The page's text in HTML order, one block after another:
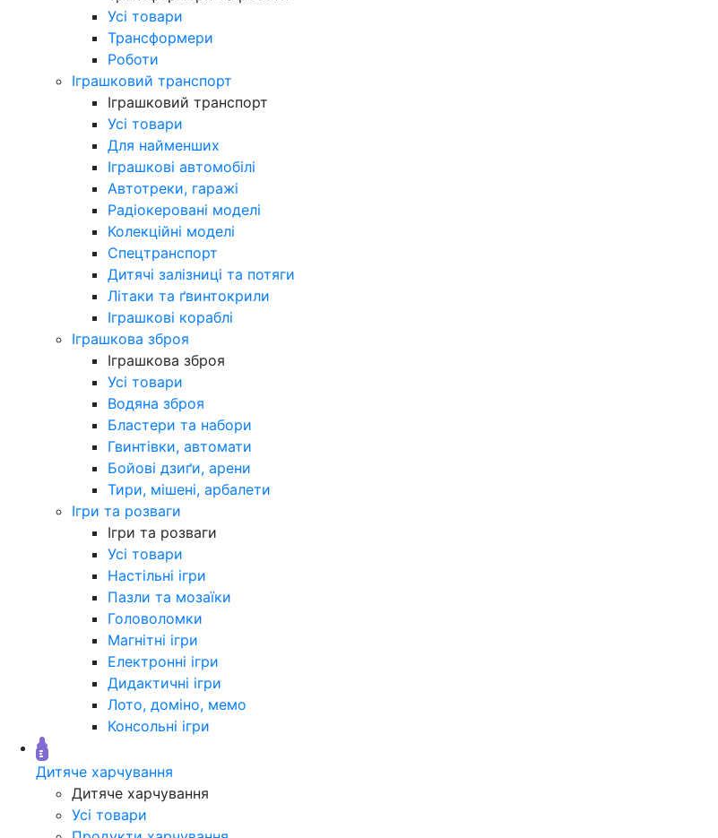
Усі товари
Трансформери
Роботи
Іграшковий транспорт
Іграшковий транспорт
Усі товари
Для найменших
Іграшкові автомобілі
Автотреки, гаражі
Радіокеровані моделі
Колекційні моделі
Спецтранспорт
Дитячі залізниці та потяги
Літаки та ґвинтокрили
Іграшкові кораблі
Іграшкова зброя
Іграшкова зброя
Усі товари
Водяна зброя
Бластери та набори
Гвинтівки, автомати
Бойові дзиґи, арени
Тири, мішені, арбалети
Ігри та розваги
Ігри та розваги
Усі товари
Настільні ігри
Пазли та мозаїки
Головоломки
Магнітні ігри
Електронні ігри
Дидактичні ігри
Лото, доміно, мемо
Консольні ігри
Дитяче харчування
Дитяче харчування
Усі товари